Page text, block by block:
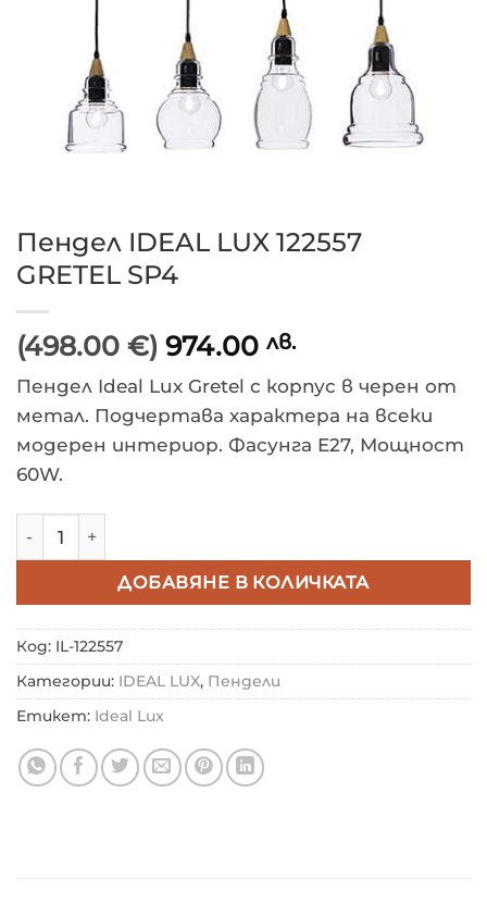
Пендел IDEAL LUX 122557
GRETEL SP4
(498.00 €) 974.00 лв.
Пендел Ideal Lux Gretel с корпус в черен от
метал. Подчертава характера на всеки
модерен интериор. Фасунга E27, Мощност
60W.
ДОБАВЯНЕ В КОЛИЧКАТА
Код: IL-122557
Категории: IDEAL LUX, Пендели
Етикет: Ideal Lux